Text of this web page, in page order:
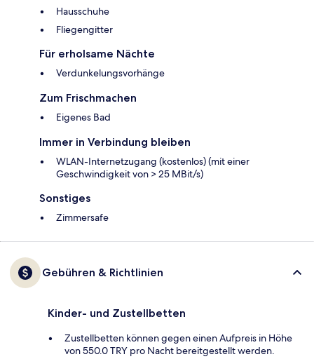
Hausschuhe
Fliegengitter
Für erholsame Nächte
Verdunkelungsvorhänge
Zum Frischmachen
Eigenes Bad
Immer in Verbindung bleiben
WLAN-Internetzugang (kostenlos) (mit einer
Geschwindigkeit von > 25 MBit/s)
Sonstiges
Zimmersafe
Gebühren & Richtlinien
Kinder- und Zustellbetten
Zustellbetten können gegen einen Aufpreis in Höhe
von 550.0 TRY pro Nacht bereitgestellt werden.